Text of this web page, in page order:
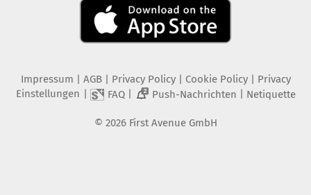
Impressum AGB Privacy Policy| Cookie Policy| Privacy
Einstellungen
FAQ| 2 Push-Nachrichten Netiquette
© 2026 First Avenue GmbH